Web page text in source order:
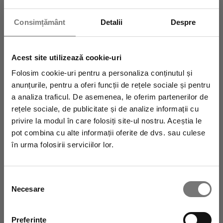
Consimțământ Detalii Despre
Acest site utilizează cookie-uri
Folosim cookie-uri pentru a personaliza conținutul și
anunțurile, pentru a oferi funcții de rețele sociale și pentru
a analiza traficul. De asemenea, le oferim partenerilor de
rețele sociale, de publicitate și de analize informații cu
privire la modul în care folosiți site-ul nostru. Aceștia le
pot combina cu alte informații oferite de dvs. sau culese
în urma folosirii serviciilor lor.
consimțământului
Necesare
Preferinţe
curent cu toate promoțiile Vagheggi! Vei primi
imediat un
cod de reducere de 10% și
următoarea achiziție.
Autorizez prelucrarea datelor mele personale.